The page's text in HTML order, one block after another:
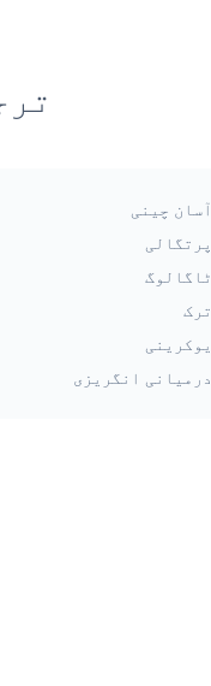
آسان چینی
پرتگالی
ٹاگالوگ
ترک
یوکرینی
درمیانی انگریزی